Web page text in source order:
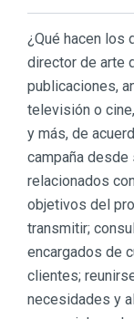
¿Qué hacen los
director de arte
publicaciones,
televisión o
y más, de
campaña
relacionados
objetivos del
transmitir;
encargados de
clientes;
necesidades y